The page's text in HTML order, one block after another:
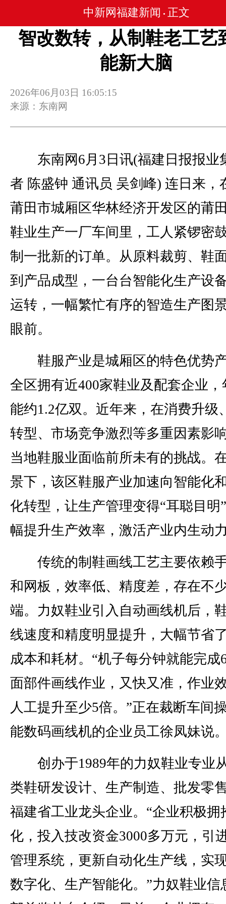
中新网福建新闻 • 正文
智改数转，从制鞋老工艺
能新大脑
2026年06月03日 16:05:15
来源：东南网
东南网6月3日讯(福建日报报业
者 陈盛钟 通讯员 吴剑峰) 连日来，
莆田市城厢区华林经济开发区的莆
鞋业生产一厂车间里，工人紧锣密
制一批新的订单。从原料裁剪、鞋
到产品成型，一台台智能化生产设
运转，一幅繁忙有序的智造生产图
眼前。
鞋服产业是城厢区的特色优势
全区拥有近400家鞋业及配套企业，
能约1.2亿双。近年来，在消费升级
转型、市场竞争激烈等多重因素影
当地鞋服业面临前所未有的挑战。
景下，该区鞋服产业加速向智能化
化转型，让生产管理变得“耳聪目明
幅提升生产效率，激活产业内生动
传统的制鞋画线工艺主要依赖
和网板，效率低、精度差，存在不
端。力奴鞋业引入自动画线机后，
线速度和精度明显提升，大幅节省
成本和耗材。“机子每分钟就能完成
面部件画线作业，又快又准，作业
人工提升至少5倍。”正在裁断车间
能数码画线机的企业员工徐凤妹说
创办于1989年的力奴鞋业专业
类鞋研发设计、生产制造、批发零
福建省工业龙头企业。“企业积极拥
化，投入技改资金3000多万元，引
管理系统，更新自动化生产线，实
数字化、生产智能化。”力奴鞋业信